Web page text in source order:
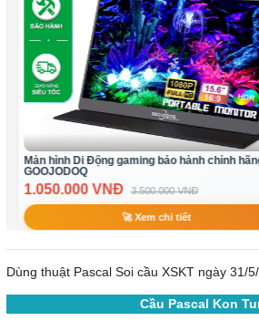
Bikini 2 mảnh bikini áo yếm bikini váy set đi
ngọt ngào bikini sang chảnh bikini trắng
có sẵn sl ít)
100.000 VNĐ 300.000 VNĐ
🚀 Xem chi tiết
Dùng thuật Pascal Soi cầu XSKT ngày 31/
Cầu Pascal Kon